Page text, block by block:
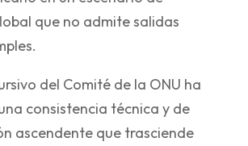
que no admite salidas
del Comité de la ONU ha
consistencia técnica y de
ascendente que trasciende